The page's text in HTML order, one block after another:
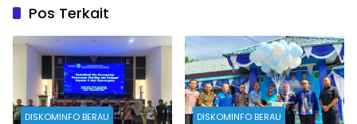
Pos Terkait
DISKOMINFO BERAU DISKOMINFO BERAU